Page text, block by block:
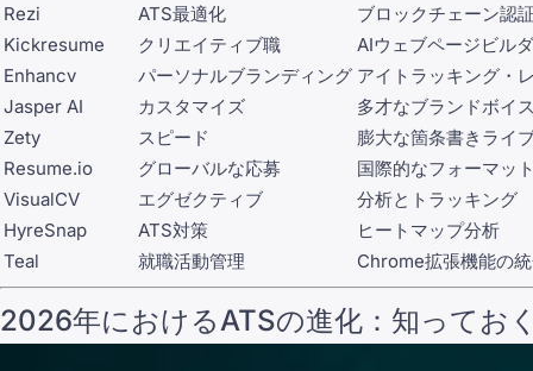
Rezi
ATS最適化
ブロックチェーン認
Kickresume
クリエイティブ職
AIウェブページビル
Enhancv
パーソナルブランディング アイトラッキング・
Jasper AI
カスタマイズ
多才なブランドボイ
Zety
スピード
膨大な箇条書きライ
Resume.io
グローバルな応募
国際的なフォーマッ
VisualCV
エグゼクティブ
分析とトラッキング
HyreSnap
ATS対策
ヒートマップ分析
Teal
就職活動管理 Chrome拡張機能の
2026年におけるATSの進化：知ってお